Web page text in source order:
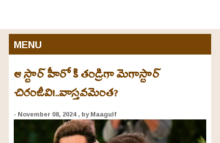
MENU
ఆ స్టార్ హీరో కి తండ్రిగా మెగాస్టార్
చిరంజీవి!..వాస్తవమెంత?
- November 08, 2024 , by Maagulf